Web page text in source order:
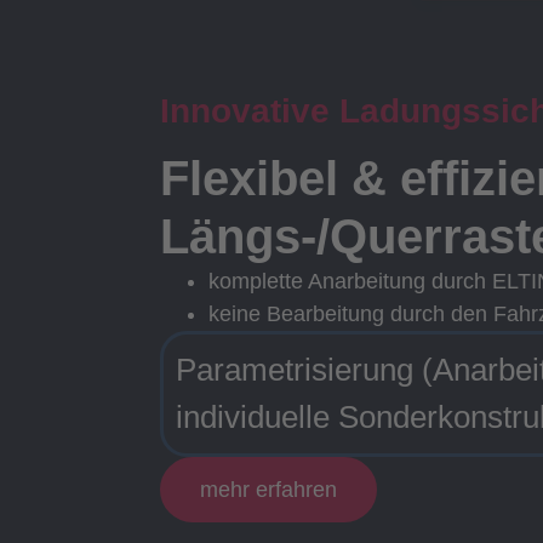
Innovative
Flexibel &
Längs-/
komplette Anarbeitung durch
keine Bearbeitung durch den
Parametrisierung
individuelle
mehr erfahren